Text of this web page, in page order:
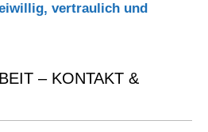
vertraulich und
– KONTAKT &